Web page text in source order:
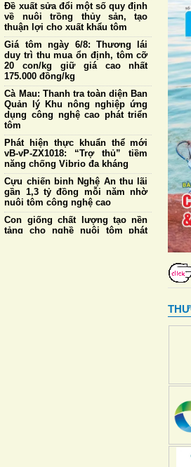
Đề xuất sửa đổi một số quy định
về nuôi trồng thủy sản, tạo
thuận lợi cho xuất khẩu tôm
Giá tôm ngày 6/8: Thương lái
duy trì thu mua ổn định, tôm cỡ
20 con/kg giữ giá cao nhất
175.000 đồng/kg
Cà Mau: Thanh tra toàn diện Ban
Quản lý Khu nông nghiệp ứng
dụng công nghệ cao phát triển
tôm
Phát hiện thực khuẩn thể mới
vB-vP-ZX1018: “Trợ thủ” tiềm
năng chống Vibrio đa kháng
Cựu chiến binh Nghệ An thu lãi
gần 1,3 tỷ đồng mỗi năm nhờ
nuôi tôm công nghệ cao
Con giống chất lượng tạo nền
tảng cho nghề nuôi tôm phát